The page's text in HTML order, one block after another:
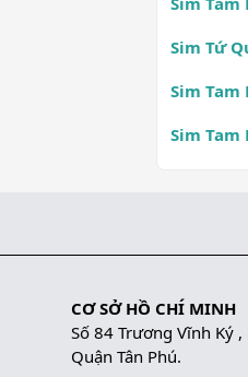
Sim Tứ
Sim Tam
Sim Tam
CƠ SỞ HỒ CHÍ MINH
Số 84 Trương Vĩnh Ký
Quận Tân Phú.